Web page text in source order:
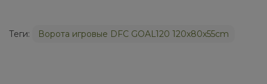
Теги: Ворота игровые DFC GOAL120 120x80x55cm